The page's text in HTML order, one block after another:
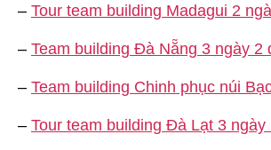
– Tour team building Madagui 2
– Team building Đà Nẵng 3 ngày 2
– Team building Chinh phục núi
– Tour team building Đà Lạt 3 ngày